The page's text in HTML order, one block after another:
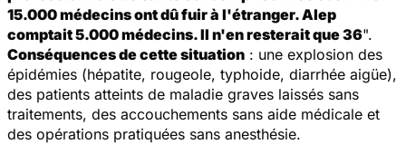
15.000 médecins ont dû fuir à l'étranger. Alep
comptait 5.000 médecins. Il n'en resterait que 36".
Conséquences de cette situation : une explosion des
épidémies (hépatite, rougeole, typhoide, diarrhée aigüe),
des patients atteints de maladie graves laissés sans
traitements, des accouchements sans aide médicale et
des opérations pratiquées sans anesthésie.